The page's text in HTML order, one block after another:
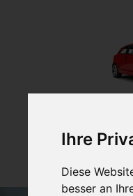
Ihre
Diese
besser an